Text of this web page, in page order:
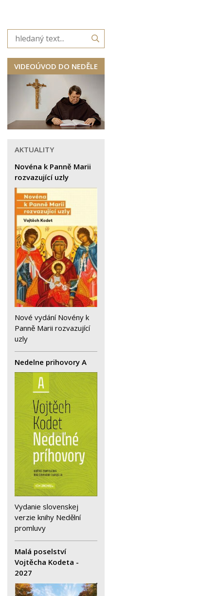
VIDEOÚVOD DO NEDĚLE
AKTUALITY
Novéna k Panně Marii
rozvazující uzly
Nové vydání Novény k
Panně Marii rozvazující
uzly
Nedelne prihovory A
Vydanie slovenskej
verzie knihy Nedělní
promluvy
Malá poselství
Vojtěcha Kodeta -
2027